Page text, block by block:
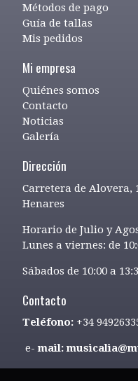
Métodos de pago
Guía de tallas
Mis pedidos
Mi empresa
Quiénes somos
Contacto
Noticias
Galería
Dirección
Carretera de Alovera,
Henares
Horario de Julio y
Lunes a viernes: de
Sábados de 10:00 a
Contacto
Teléfono: +34
e-mail: